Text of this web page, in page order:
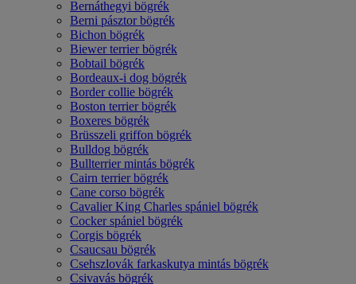
Bernáthegyi bögrék
Berni pásztor bögrék
Bichon bögrék
Biewer terrier bögrék
Bobtail bögrék
Bordeaux-i dog bögrék
Border collie bögrék
Boston terrier bögrék
Boxeres bögrék
Brüsszeli griffon bögrék
Bulldog bögrék
Bullterrier mintás bögrék
Cairn terrier bögrék
Cane corso bögrék
Cavalier King Charles spániel bögrék
Cocker spániel bögrék
Corgis bögrék
Csaucsau bögrék
Csehszlovák farkaskutya mintás bögrék
Csivavás bögrék